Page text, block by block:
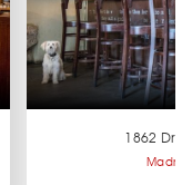
1862 Dry
Madrid